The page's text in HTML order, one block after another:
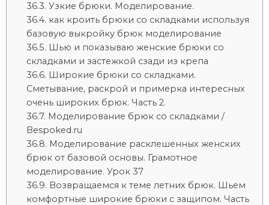
Узкие брюки. Моделирование.
как кроить брюки со складками используя
базовую выкройку брюк моделирование
Шью и показываю женские брюки со
складками и застежкой сзади из крепа
Широкие брюки со складками.
Сметывание, раскрой и примерка интересных
очень широких брюк. Часть 2.
Моделирование брюк со складками /
Bespoked.ru
Моделирование расклешенных женских
брюк от базовой основы. Грамотное
моделирование. Урок 37
Возвращаемся к теме летних брюк. Шьем
комфортные широкие брюки с защипом. Часть